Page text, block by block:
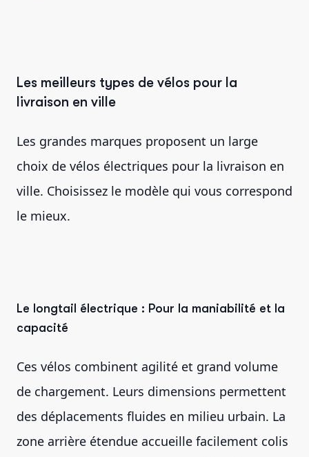
Les meilleurs types de vélos pour la
livraison en ville
Les grandes marques proposent un large
choix de vélos électriques pour la livraison en
ville. Choisissez le modèle qui vous correspond
le mieux.
Le longtail électrique : Pour la maniabilité et la
capacité
Ces vélos combinent agilité et grand volume
de chargement. Leurs dimensions permettent
des déplacements fluides en milieu urbain. La
zone arrière étendue accueille facilement colis